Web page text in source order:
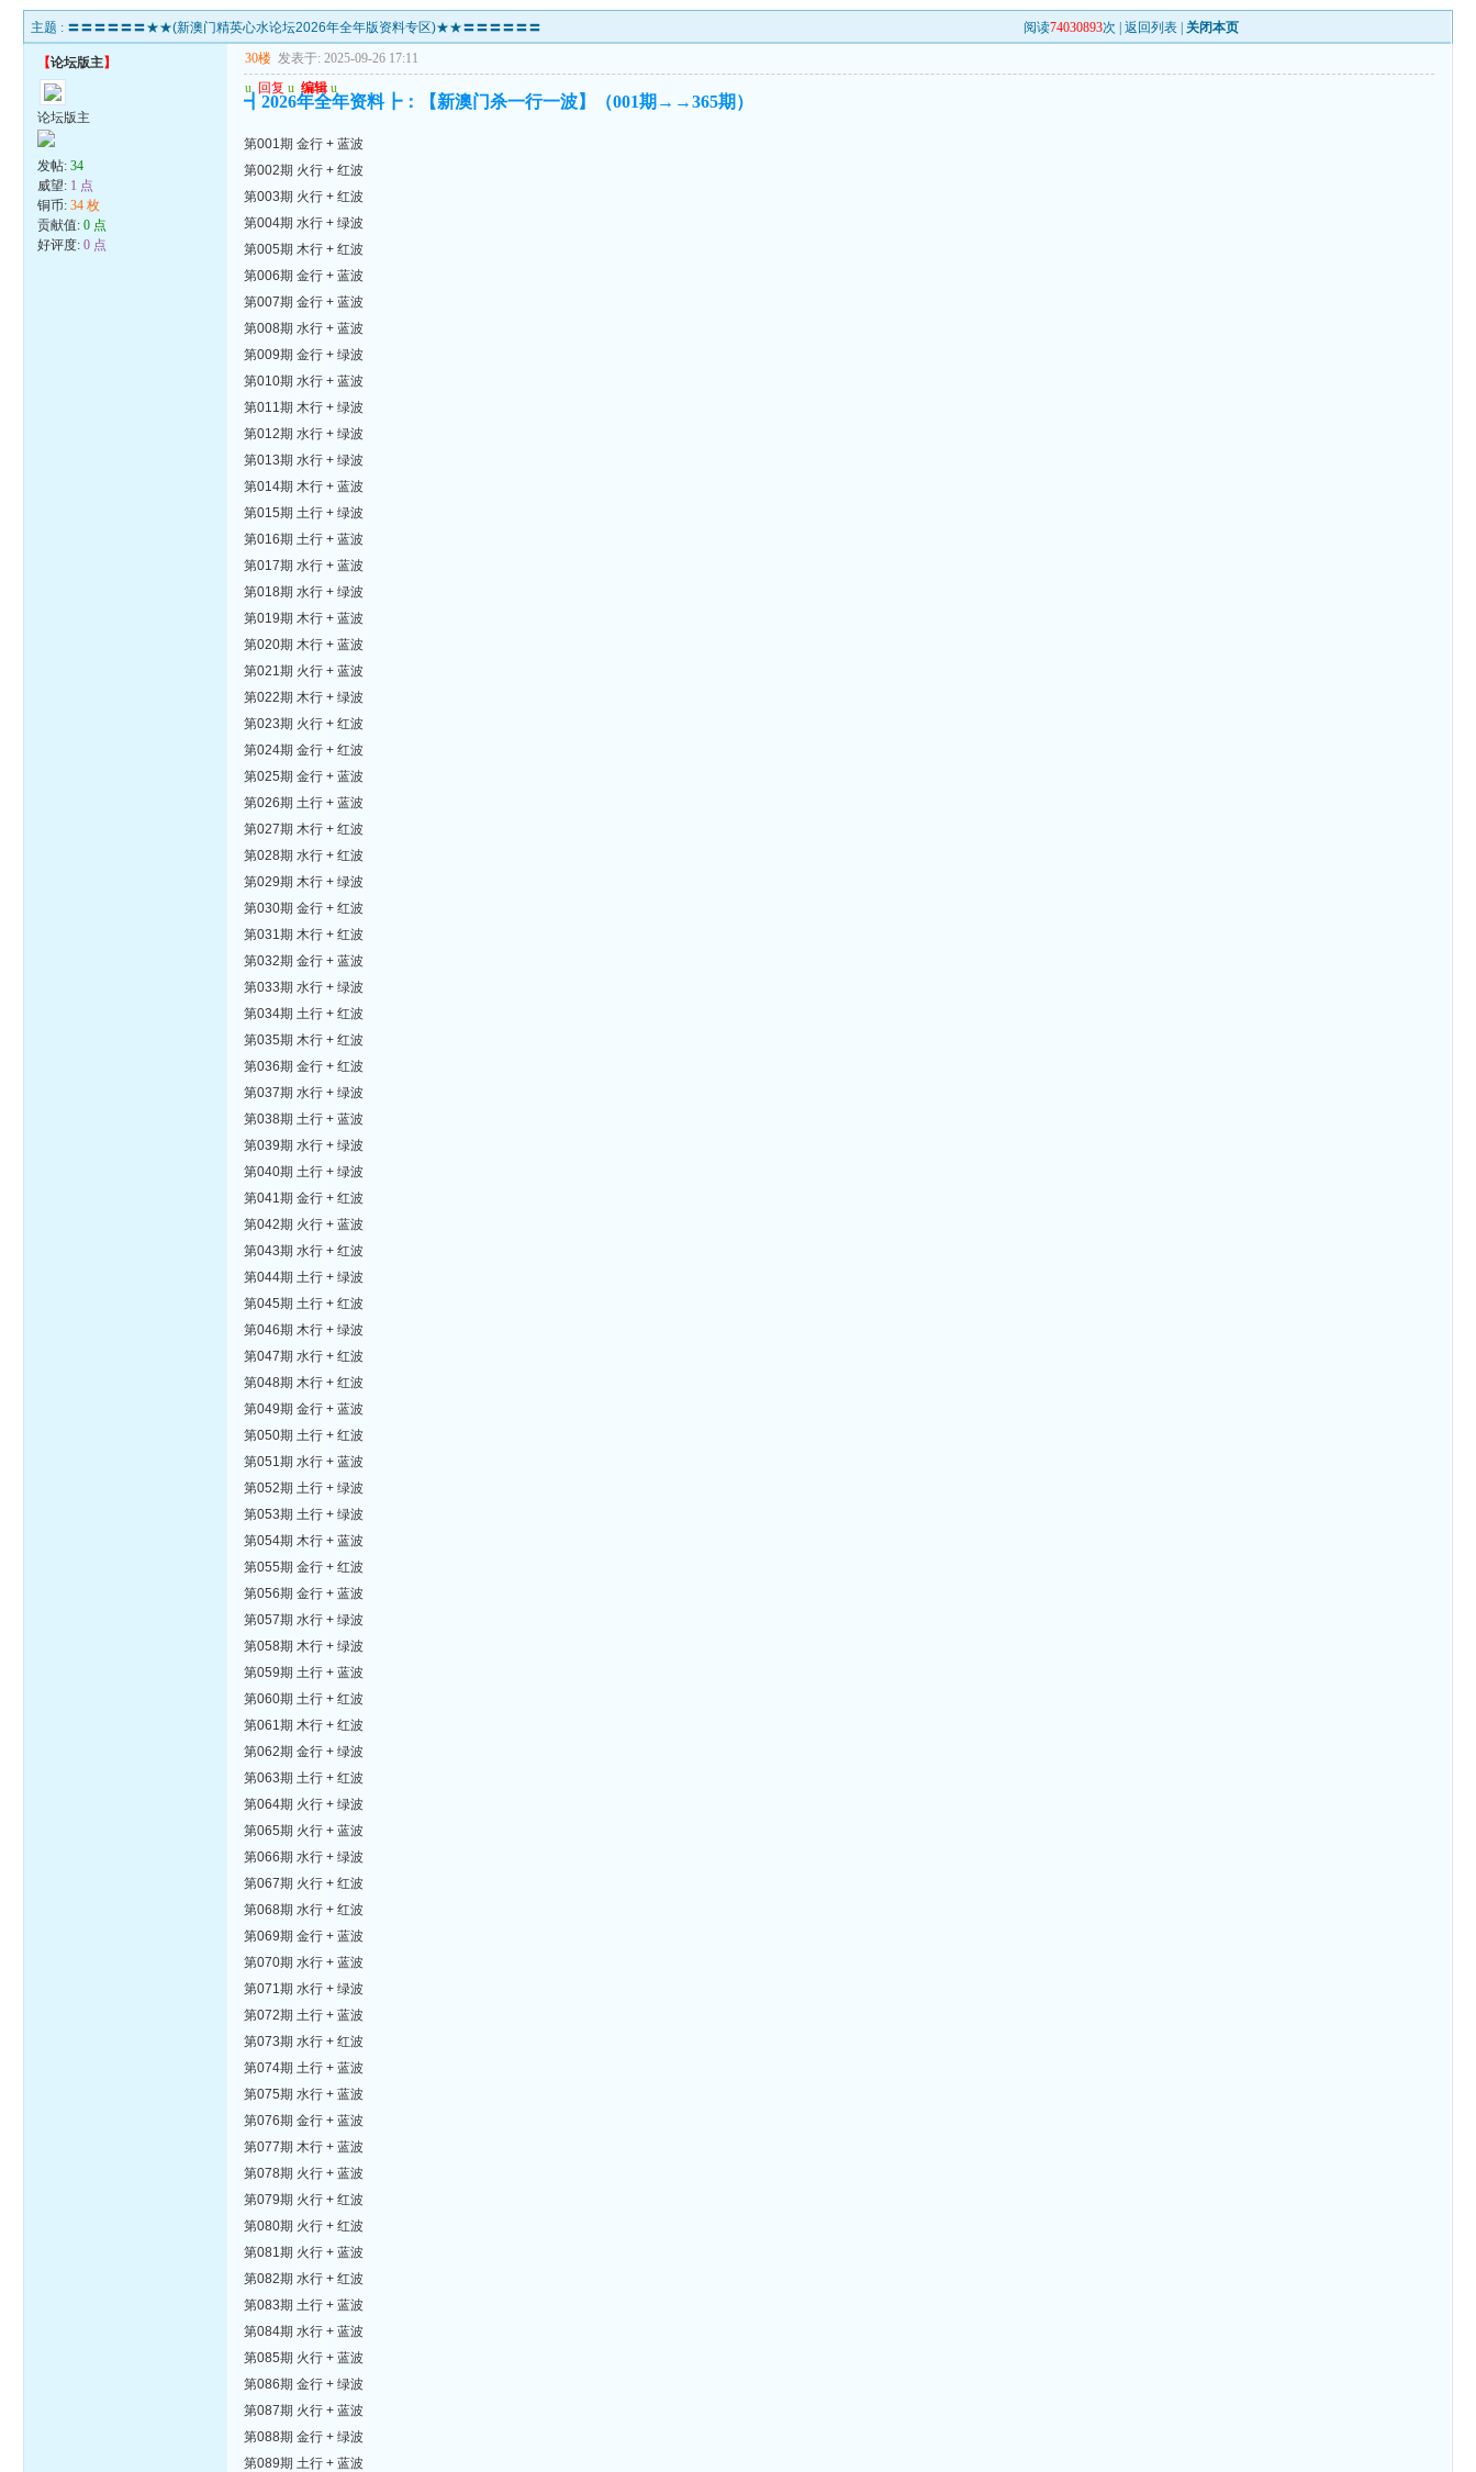
主题 : 〓〓〓〓〓〓★★(新澳门精英心水论坛2026年全年版资料专区)★★〓〓〓〓〓〓 阅读74030893次 |返回列表 关闭本页
【论坛版主】
论坛版主
发帖:34
威望: 1 点
铜币:34 枚
贡献值:0 点
好评度:0 点
30楼 发表于: 2025-09-26 17:11
u 回复 u 编辑 u
┫2026年全年资料┣：【新澳门杀一行一波】（001期→→365期）
第001期 金行 + 蓝波
第002期 火行 + 红波
第003期 火行 + 红波
第004期 水行 + 绿波
第005期 木行 + 红波
第006期 金行 + 蓝波
第007期 金行 + 蓝波
第008期 水行 + 蓝波
第009期 金行 + 绿波
第010期 水行 + 蓝波
第011期 木行 + 绿波
第012期 水行 + 绿波
第013期 水行 + 绿波
第014期 木行 + 蓝波
第015期 土行 + 绿波
第016期 土行 + 蓝波
第017期 水行 + 蓝波
第018期 水行 + 绿波
第019期 木行 + 蓝波
第020期 木行 + 蓝波
第021期 火行 + 蓝波
第022期 木行 + 绿波
第023期 火行 + 红波
第024期 金行 + 红波
第025期 金行 + 蓝波
第026期 土行 + 蓝波
第027期 木行 + 红波
第028期 水行 + 红波
第029期 木行 + 绿波
第030期 金行 + 红波
第031期 木行 + 红波
第032期 金行 + 蓝波
第033期 水行 + 绿波
第034期 土行 + 红波
第035期 木行 + 红波
第036期 金行 + 红波
第037期 水行 + 绿波
第038期 土行 + 蓝波
第039期 水行 + 绿波
第040期 土行 + 绿波
第041期 金行 + 红波
第042期 火行 + 蓝波
第043期 水行 + 红波
第044期 土行 + 绿波
第045期 土行 + 红波
第046期 木行 + 绿波
第047期 水行 + 红波
第048期 木行 + 红波
第049期 金行 + 蓝波
第050期 土行 + 红波
第051期 水行 + 蓝波
第052期 土行 + 绿波
第053期 土行 + 绿波
第054期 木行 + 蓝波
第055期 金行 + 红波
第056期 金行 + 蓝波
第057期 水行 + 绿波
第058期 木行 + 绿波
第059期 土行 + 蓝波
第060期 土行 + 红波
第061期 木行 + 红波
第062期 金行 + 绿波
第063期 土行 + 红波
第064期 火行 + 绿波
第065期 火行 + 蓝波
第066期 水行 + 绿波
第067期 火行 + 红波
第068期 水行 + 红波
第069期 金行 + 蓝波
第070期 水行 + 蓝波
第071期 水行 + 绿波
第072期 土行 + 蓝波
第073期 水行 + 红波
第074期 土行 + 蓝波
第075期 水行 + 蓝波
第076期 金行 + 蓝波
第077期 木行 + 蓝波
第078期 火行 + 蓝波
第079期 火行 + 红波
第080期 火行 + 红波
第081期 火行 + 蓝波
第082期 水行 + 红波
第083期 土行 + 蓝波
第084期 水行 + 蓝波
第085期 火行 + 蓝波
第086期 金行 + 绿波
第087期 火行 + 蓝波
第088期 金行 + 绿波
第089期 土行 + 蓝波